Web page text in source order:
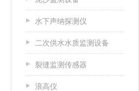
水下声纳探测仪
二次供水水质监测设备
裂缝监测传感器
浪高仪